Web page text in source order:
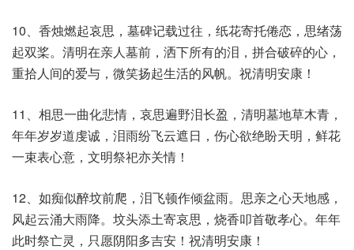
10、香烛燃起哀思，墓碑记载过往，纸花寄托倦恋，思绪荡
起双桨。清明在亲人墓前，洒下所有的泪，拼合破碎的心，
重拾人间的爱与，微笑扬起生活的风帆。祝清明安康！
11、相思一曲化悲情，哀思遍野泪长盈，清明墓地草木青，
年年岁岁道虔诚，泪雨纷飞云遮日，伤心欲绝盼天明，鲜花
一束表心意，文明祭祀亦关情！
12、如痴似醉坟前爬，泪飞顿作倾盆雨。思亲之心天地感，
风起云涌大雨降。坟头添土寄哀思，烧香叩首敬孝心。年年
此时祭亡灵，只愿阴阳多吉安！祝清明安康！